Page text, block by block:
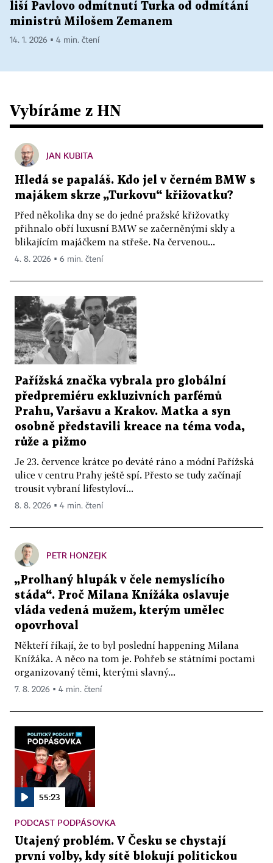
liší Pavlovo odmítnutí Turka od odmítání
ministrů Milošem Zemanem
14. 1. 2026 ▪ 4 min. čtení
Vybíráme z HN
JAN KUBITA
Hledá se papaláš. Kdo jel v černém BMW s
majákem skrze „Turkovu“ křižovatku?
Před několika dny se do jedné pražské křižovatky
přihnalo obří luxusní BMW se začerněnými skly a
blikajícím majáčkem na střeše. Na červenou...
4. 8. 2026 ▪ 6 min. čtení
Pařížská značka vybrala pro globální
předpremiéru exkluzivních parfémů
Prahu, Varšavu a Krakov. Matka a syn
osobně představili kreace na téma voda,
růže a pižmo
Je 23. července krátce po deváté ráno a módní Pařížská
ulice v centru Prahy ještě spí. Přesto se tudy začínají
trousit vybraní lifestyloví...
8. 8. 2026 ▪ 4 min. čtení
PETR HONZEJK
„Prolhaný hlupák v čele nemyslícího
stáda“. Proč Milana Knížáka oslavuje
vláda vedená mužem, kterým umělec
opovrhoval
Někteří říkají, že to byl poslední happening Milana
Knížáka. A něco na tom je. Pohřeb se státními poctami
organizovaný těmi, kterými slavný...
7. 8. 2026 ▪ 4 min. čtení
55:23
PODCAST PODPÁSOVKA
Utajený problém. V Česku se chystají
první volby, kdy sítě blokují politickou